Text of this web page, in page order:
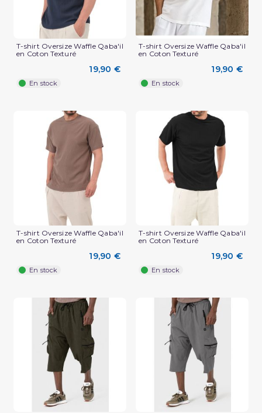
(3 avis)
(3 avis)
T-shirt Oversize Waffle Qaba'il
en Coton Texturé
19,90 €
En stock
T-shirt Oversize Waffle Qaba'il
en Coton Texturé
19,90 €
En stock
T-shirt Oversize Waffle Qaba'il
en Coton Texturé
19,90 €
En stock
T-shirt Oversize Waffle Qaba'il
en Coton Texturé
19,90 €
En stock